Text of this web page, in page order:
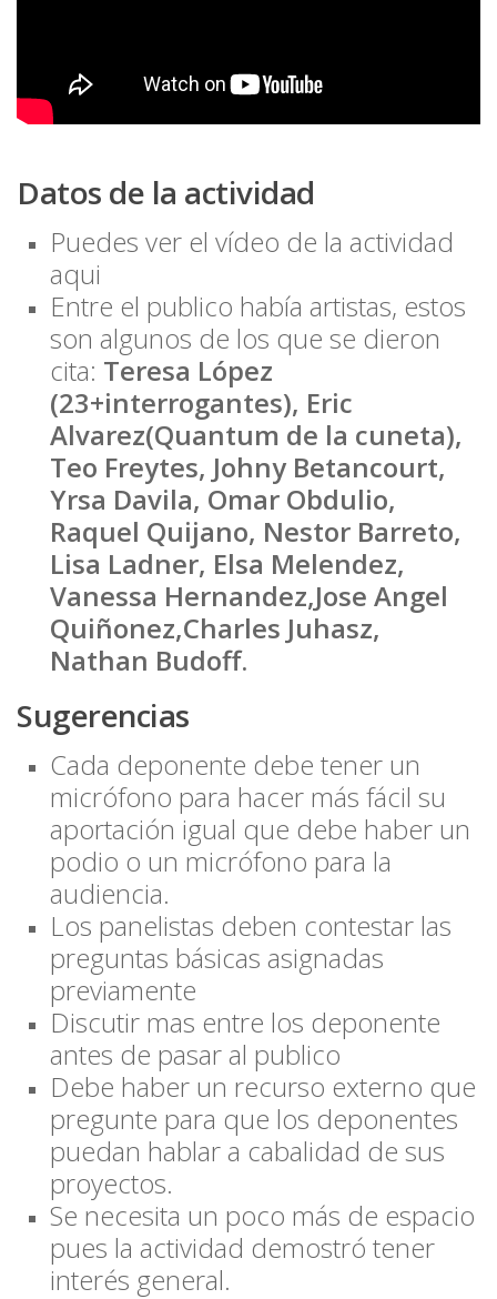
Datos de la actividad
Puedes ver el vídeo de la actividad
aqui
Entre el publico había artistas, estos
son algunos de los que se dieron
cita: Teresa López
(23+interrogantes), Eric
Alvarez(Quantum de la cuneta),
Teo Freytes, Johny Betancourt,
Yrsa Davila, Omar Obdulio,
Raquel Quijano, Nestor Barreto,
Lisa Ladner, Elsa Melendez,
Vanessa Hernandez,Jose Angel
Quiñonez,Charles Juhasz,
Nathan Budoff.
Sugerencias
Cada deponente debe tener un
micrófono para hacer más fácil su
aportación igual que debe haber un
podio o un micrófono para la
audiencia.
Los panelistas deben contestar las
preguntas básicas asignadas
previamente
Discutir mas entre los deponente
antes de pasar al publico
Debe haber un recurso externo que
pregunte para que los deponentes
puedan hablar a cabalidad de sus
proyectos.
Se necesita un poco más de espacio
pues la actividad demostró tener
interés general.